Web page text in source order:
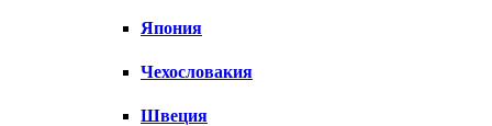
Япония
Чехословакия
Швеция